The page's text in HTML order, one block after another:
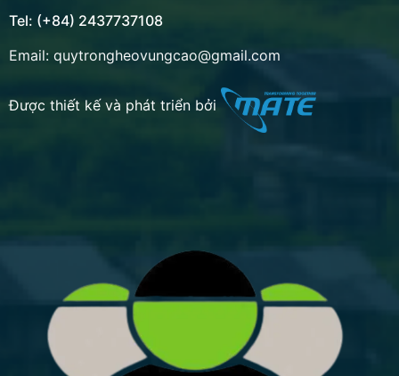
Tel: (+84) 2437737108
Email: quytrongheovungcao@gmail.com
Được thiết kế và phát triển bởi